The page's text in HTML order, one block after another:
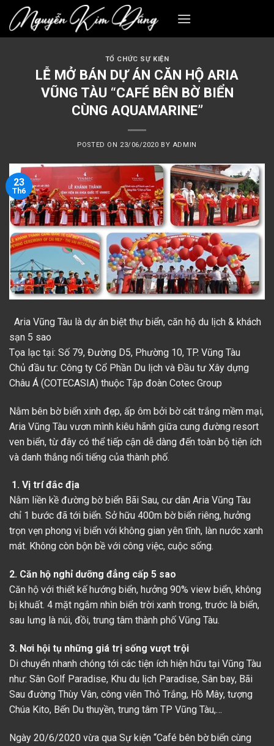
content
TỔ CHỨC SỰ KIỆN
LỄ MỞ BÁN DỰ ÁN CĂN HỘ ARIA
VŨNG TÀU “CAFÉ BÊN BỜ BIỂN
CÙNG AQUAMARINE”
POSTED ON 23/06/2020 BY ADMIN
23
Th6
Aria Vũng Tàu là dự án biệt thự biển, căn hộ du lịch & khách
sạn 5 sao
Tọa lạc tại: Số 79, Đường D5, Phường 10, TP. Vũng Tàu
Chủ đầu tư: Công ty Cổ Phần Du lịch và Đầu tư Xây dựng
Châu Á (COTECASIA) thuộc Tập đoàn Cotec Group
Nằm bên bờ biển xinh đẹp, ấp ôm bởi bờ cát trắng mềm mại,
Aria Vũng Tàu vươn mình kiêu hãnh giữa cung đường resort
ven biển, từ đây có thể tiếp cận dễ dàng đến toàn bộ tiện ích
và danh thắng nổi tiếng của thành phố.
1. Vị trí đắc địa
Nằm liền kề đường bờ biển Bãi Sau, cư dân Aria Vũng Tàu
chỉ 1 bước đã tới biển. Sở hữu 400m bờ biển riêng, hưởng
trọn vẹn phong vị biển với không gian yên tĩnh, làn nước xanh
mát. Không còn bộn bề với công việc, cuộc sống.
2. Căn hộ nghỉ dưỡng đẳng cấp 5 sao
Căn hộ với thiết kế hướng biển, hưởng 90% view biển, không
bị khuất. 4 mặt ngắm nhìn biển trời xanh trong, trước là biển,
sau lưng là núi, đồi, trung tâm thành phố Vũng Tàu.
3. Nơi hội tụ những giá trị sống vượt trội
Di chuyển nhanh chóng tới các tiện ích hiện hữu tại Vũng Tàu
như: Sân Golf Paradise, Khu du lịch Paradise, Sân bay, Bãi
Sau đường Thùy Vân, công viên Thỏ Trắng, Hồ Mây, tượng
Chúa Kito, Bến Du thuyền, trung tâm TP Vũng Tàu,…
Ngày 20/6/2020 vừa qua Sự kiện “Café bên bờ biển cùng